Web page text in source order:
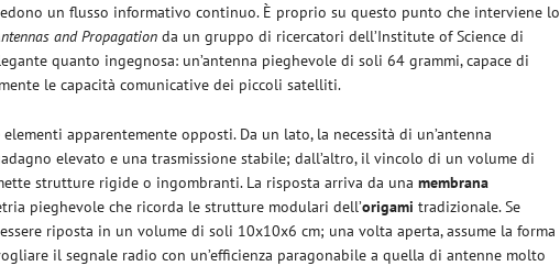
un flusso informativo continuo. È proprio su questo punto che interviene lo
and Propagation da un gruppo di ricercatori dell’Institute of Science di
quanto ingegnosa: un’antenna pieghevole di soli 64 grammi, capace di
le capacità comunicative dei piccoli satelliti.
elementi apparentemente opposti. Da un lato, la necessità di un’antenna
elevato e una trasmissione stabile; dall’altro, il vincolo di un volume di
strutture rigide o ingombranti. La risposta arriva da unamembrana
pieghevole che ricorda le strutture modulari dell’origami tradizionale. Se
riposta in un volume di soli 10x10x6 cm; una volta aperta, assume la forma
il segnale radio con un’efficienza paragonabile a quella di antenne molto